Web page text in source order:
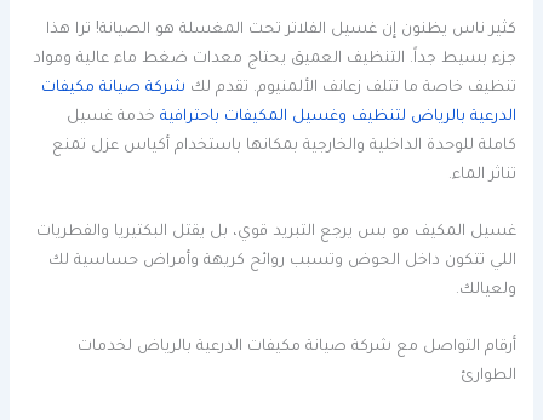
كثير ناس يظنون إن غسيل الفلاتر تحت المغسلة هو الصيانة! ترا هذا
جزء بسيط جداً. التنظيف العميق يحتاج معدات ضغط ماء عالية ومواد
تنظيف خاصة ما تتلف زعانف الألمنيوم. تقدم لك شركة صيانة مكيفات
الدرعية بالرياض لتنظيف وغسيل المكيفات باحترافية خدمة غسيل
كاملة للوحدة الداخلية والخارجية بمكانها باستخدام أكياس عزل تمنع
تناثر الماء.
غسيل المكيف مو بس يرجع التبريد قوي، بل يقتل البكتيريا والفطريات
اللي تتكون داخل الحوض وتسبب روائح كريهة وأمراض حساسية لك
ولعيالك.
أرقام التواصل مع شركة صيانة مكيفات الدرعية بالرياض لخدمات
الطوارئ